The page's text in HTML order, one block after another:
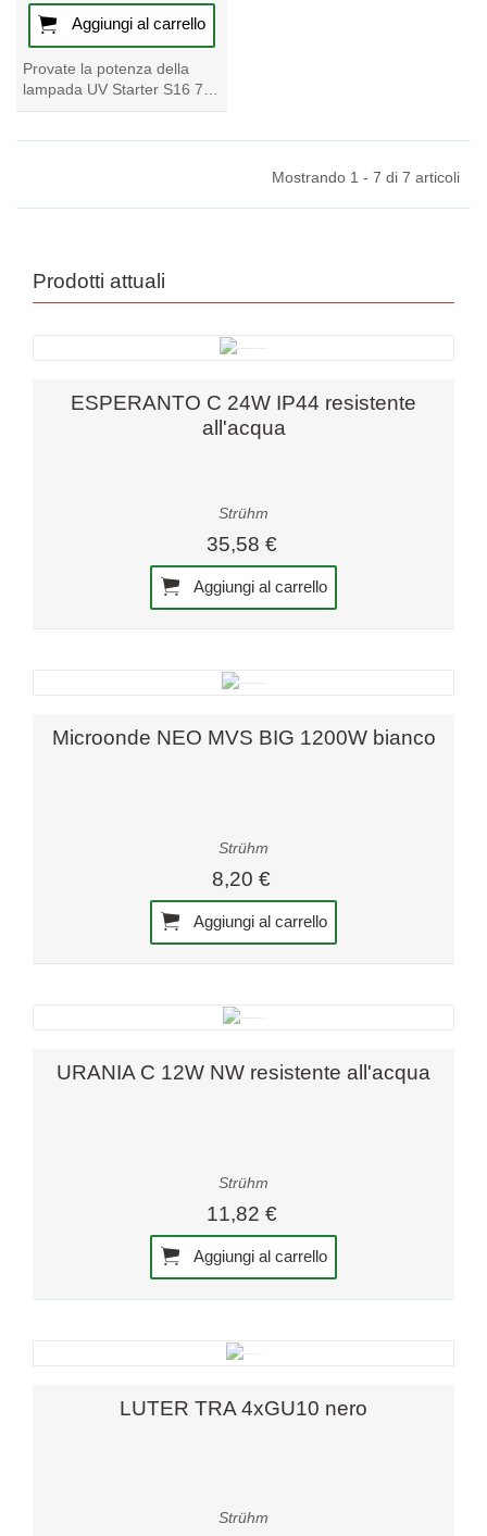
Aggiungi al carrello
Provate la potenza della
lampada UV Starter S16 70
125W 240V, un must per i
Mostrando 1 - 7 di 7 articoli
Prodotti attuali
ESPERANTO C 24W IP44 resistente
all'acqua
Strühm
35,58 €
Aggiungi al carrello
Microonde NEO MVS BIG 1200W bianco
Strühm
8,20 €
Aggiungi al carrello
URANIA C 12W NW resistente all'acqua
Strühm
11,82 €
Aggiungi al carrello
LUTER TRA 4xGU10 nero
Strühm